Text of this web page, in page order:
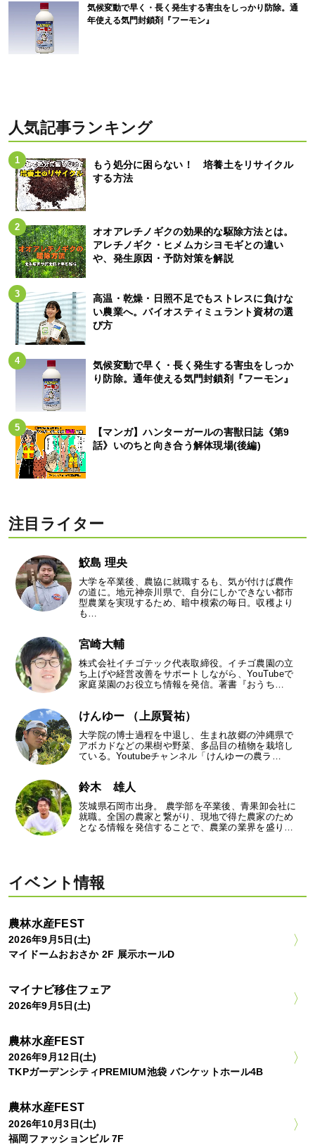
気候変動で早く・長く発生する害虫をしっかり防除。通
年使える気門封鎖剤『フーモン』
人気記事ランキング
もう処分に困らない！ 培養土をリサイクル
する方法
オオアレチノギクの効果的な駆除方法とは。
アレチノギク・ヒメムカシヨモギとの違い
や、発生原因・予防対策を解説
高温・乾燥・日照不足でもストレスに負けな
い農業へ。バイオスティミュラント資材の選
び方
気候変動で早く・長く発生する害虫をしっか
り防除。通年使える気門封鎖剤『フーモン』
【マンガ】ハンターガールの害獣日誌《第9
話》いのちと向き合う解体現場(後編)
注目ライター
鮫島 理央
大学を卒業後、農協に就職するも、気が付けば農作
の道に。地元神奈川県で、自分にしかできない都市
型農業を実現するため、暗中模索の毎日。収穫より
も…
宮崎大輔
株式会社イチゴテック代表取締役。イチゴ農園の立
ち上げや経営改善をサポートしながら、YouTubeで
家庭菜園のお役立ち情報を発信。著書『おうち…
けんゆー （上原賢祐）
大学院の博士過程を中退し、生まれ故郷の沖縄県で
アボカドなどの果樹や野菜、多品目の植物を栽培し
ている。Youtubeチャンネル「けんゆーの農ラ…
鈴木 雄人
茨城県石岡市出身。 農学部を卒業後、青果卸会社に
就職。全国の農家と繋がり、現地で得た農家のため
となる情報を発信することで、農業の業界を盛り…
イベント情報
農林水産FEST
2026年9月5日(土)
マイドームおおさか 2F 展示ホールD
マイナビ移住フェア
2026年9月5日(土)
農林水産FEST
2026年9月12日(土)
TKPガーデンシティPREMIUM池袋 バンケットホール4B
農林水産FEST
2026年10月3日(土)
福岡ファッションビル 7F